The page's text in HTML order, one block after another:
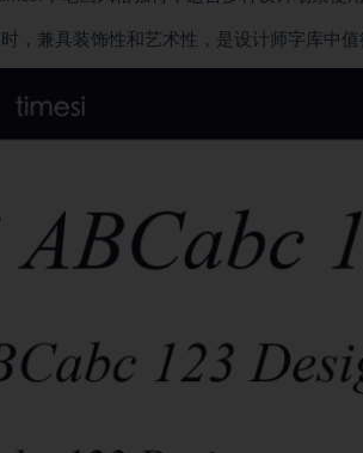
，兼具装饰性和艺术性，是设计师字库中值